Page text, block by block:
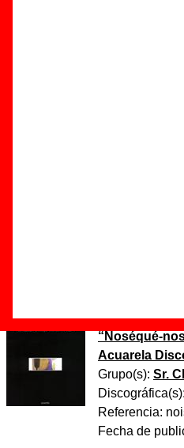
“ Noséqué-
Acuarela
Grupo(s): Sr.
Referencia:
Fecha de